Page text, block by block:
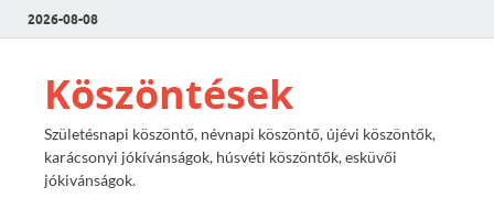
2026-08-08
Köszöntések
Születésnapi köszöntő, névnapi köszöntő, újévi köszöntők,
karácsonyi jókívánságok, húsvéti köszöntők, esküvői
jókivánságok.